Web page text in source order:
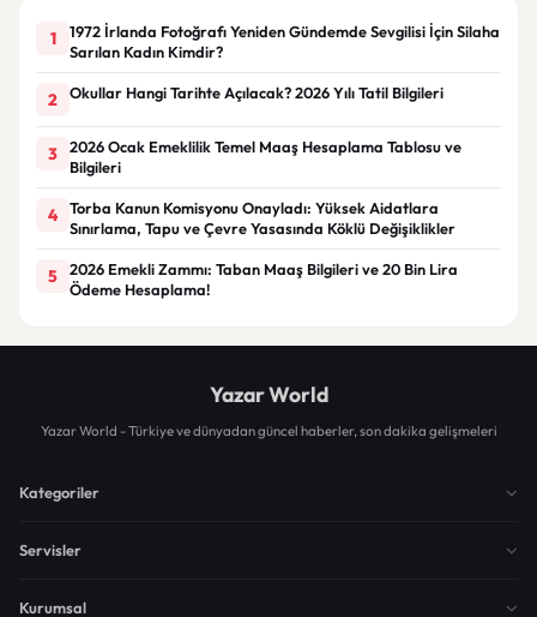
1
1972 İrlanda Fotoğrafı Yeniden Gündemde Sevgilisi İçin Silaha
Sarılan Kadın Kimdir?
2 Okullar Hangi Tarihte Açılacak? 2026 Yılı Tatil Bilgileri
3
2026 Ocak Emeklilik Temel Maaş Hesaplama Tablosu ve
Bilgileri
4
Torba Kanun Komisyonu Onayladı: Yüksek Aidatlara
Sınırlama, Tapu ve Çevre Yasasında Köklü Değişiklikler
5
2026 Emekli Zammı: Taban Maaş Bilgileri ve 20 Bin Lira
Ödeme Hesaplama!
Yazar World
Yazar World - Türkiye ve dünyadan güncel haberler, son dakika gelişmeleri
Kategoriler
Servisler
Kurumsal